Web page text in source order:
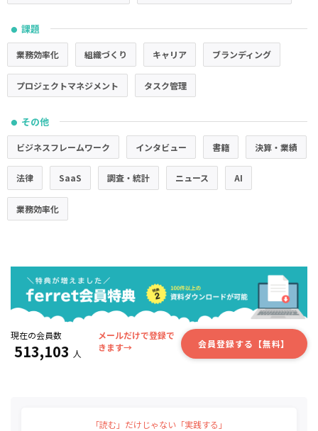
● 課題
業務効率化 組織づくり キャリア ブランディング
プロジェクトマネジメント タスク管理
● その他
ビジネスフレームワーク インタビュー 書籍 決算・業績
法律 SaaS 調査・統計 ニュース AI
業務効率化
現在の会員数
513,103 人
メールだけで登録で
きます→
会員登録する【無料】
「読む」だけじゃない「実践する」